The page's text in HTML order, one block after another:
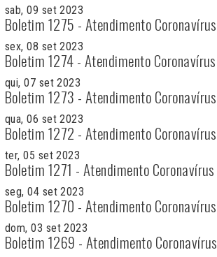
sab, 09 set 2023
Boletim 1275 - Atendimento Coronavírus
sex, 08 set 2023
Boletim 1274 - Atendimento Coronavírus
qui, 07 set 2023
Boletim 1273 - Atendimento Coronavírus
qua, 06 set 2023
Boletim 1272 - Atendimento Coronavírus
ter, 05 set 2023
Boletim 1271 - Atendimento Coronavírus
seg, 04 set 2023
Boletim 1270 - Atendimento Coronavírus
dom, 03 set 2023
Boletim 1269 - Atendimento Coronavírus